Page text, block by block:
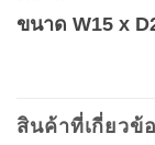
ขนาด W15 x
สินค้าที่เกี่ยวข้